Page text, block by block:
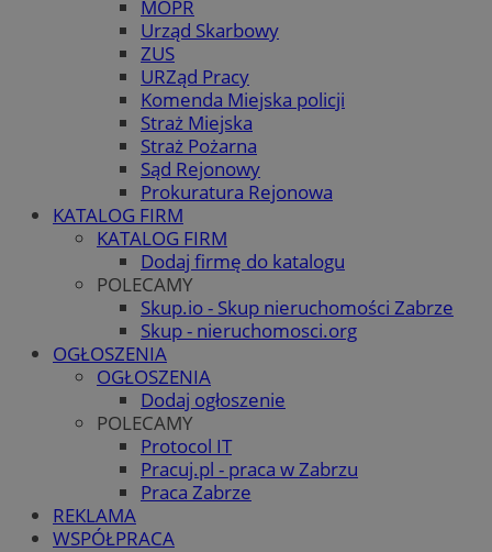
MOPR
Urząd Skarbowy
ZUS
URZąd Pracy
Komenda Miejska policji
Straż Miejska
Straż Pożarna
Sąd Rejonowy
Prokuratura Rejonowa
KATALOG FIRM
KATALOG FIRM
Dodaj firmę do katalogu
POLECAMY
Skup.io - Skup nieruchomości Zabrze
Skup - nieruchomosci.org
OGŁOSZENIA
OGŁOSZENIA
Dodaj ogłoszenie
POLECAMY
Protocol IT
Pracuj.pl - praca w Zabrzu
Praca Zabrze
REKLAMA
WSPÓŁPRACA